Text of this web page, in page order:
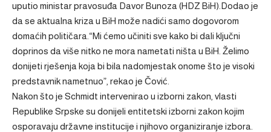
uputio ministar pravosuđa Davor Bunoza (HDZ BiH).Dodao je
da se aktualna kriza u BiH može nadići samo dogovorom
domaćih političara.“Mi ćemo učiniti sve kako bi dali ključni
doprinos da više nitko ne mora nametati ništa u BiH. Želimo
donijeti rješenja koja bi bila nadomjestak onome što je visoki
predstavnik nametnuo”, rekao je Čović.
Nakon što je Schmidt intervenirao u izborni zakon, vlasti
Republike Srpske su donijeli entitetski izborni zakon kojim
osporavaju državne institucije i njihovo organiziranje izbora.